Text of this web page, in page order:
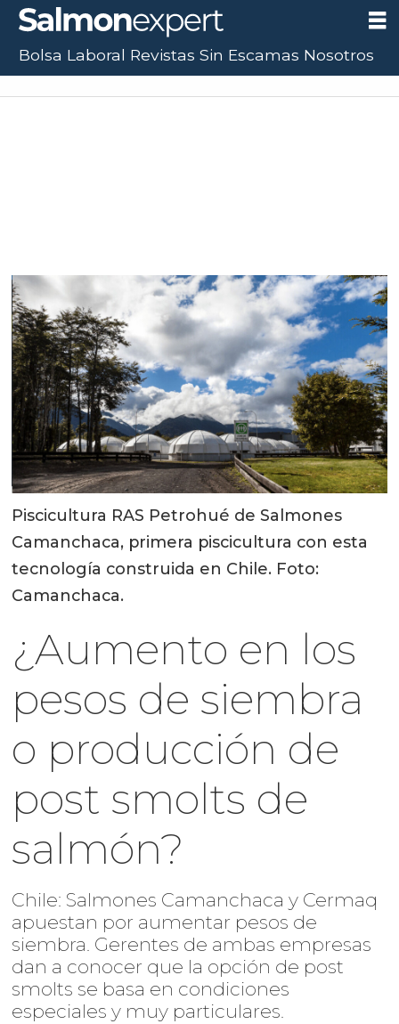
Piscicultura RAS Petrohué de Salmones
Camanchaca, primera piscicultura con esta
tecnología construida en Chile. Foto:
Camanchaca.
¿Aumento en los
pesos de siembra
o producción de
post smolts de
salmón?
Chile: Salmones Camanchaca y Cermaq
apuestan por aumentar pesos de
siembra. Gerentes de ambas empresas
dan a conocer que la opción de post
smolts se basa en condiciones
especiales y muy particulares.
Bolsa Laboral Revistas Sin Escamas Nosotros